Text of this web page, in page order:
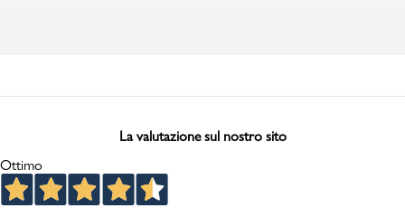
La valutazione sul nostro sito
Ottimo